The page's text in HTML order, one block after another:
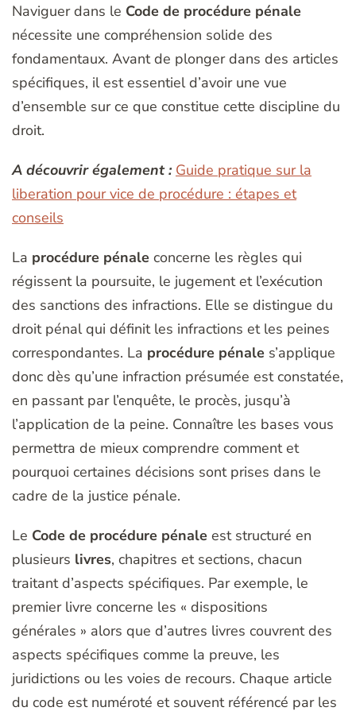
Naviguer dans le Code de procédure pénale
nécessite une compréhension solide des
fondamentaux. Avant de plonger dans des articles
spécifiques, il est essentiel d’avoir une vue
d’ensemble sur ce que constitue cette discipline du
droit.
A découvrir également : Guide pratique sur la
liberation pour vice de procédure : étapes et
conseils
La procédure pénale concerne les règles qui
régissent la poursuite, le jugement et l’exécution
des sanctions des infractions. Elle se distingue du
droit pénal qui définit les infractions et les peines
correspondantes. La procédure pénale s’applique
donc dès qu’une infraction présumée est constatée,
en passant par l’enquête, le procès, jusqu’à
l’application de la peine. Connaître les bases vous
permettra de mieux comprendre comment et
pourquoi certaines décisions sont prises dans le
cadre de la justice pénale.
Le Code de procédure pénale est structuré en
plusieurs livres, chapitres et sections, chacun
traitant d’aspects spécifiques. Par exemple, le
premier livre concerne les « dispositions
générales » alors que d’autres livres couvrent des
aspects spécifiques comme la preuve, les
juridictions ou les voies de recours. Chaque article
du code est numéroté et souvent référencé par les